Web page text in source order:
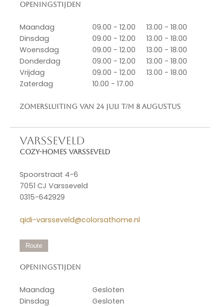
Openingstijden
Maandag 09.00 - 12.00
13.00 - 18.00
Dinsdag
09.00 - 12.00
13.00 - 18.00
Woensdag
09.00 - 12.00
13.00 - 18.00
Donderdag
09.00 - 12.00
13.00 - 18.00
Vrijdag
09.00 - 12.00
13.00 - 18.00
Zaterdag
10.00 - 17.00
Zomersluiting van 24 juli t/m 8 augustus
VARSSEVELD
Cozy-Homes Varsseveld
Spoorstraat 4-6
7051 CJ Varsseveld
0315-642929
qidi-varsseveld@colorsathome.nl
Route
Openingstijden
Maandag
Gesloten
Dinsdag
Gesloten